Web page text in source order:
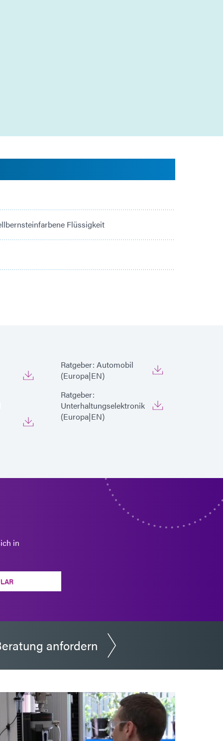
Flüssigkeit
Ratgeber: Automobil
(Europa|EN)
Ratgeber:
Unterhaltungselektronik
(Europa|EN)
in
anfordern